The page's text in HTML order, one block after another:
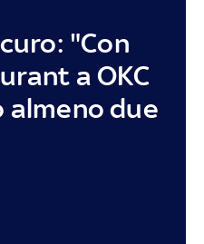
"Con
a OKC
almeno due